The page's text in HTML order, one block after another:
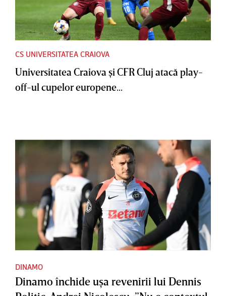
CS UNIVERSITATEA CRAIOVA
Universitatea Craiova şi CFR Cluj atacă play-
off-ul cupelor europene...
DINAMO
Dinamo închide uşa revenirii lui Dennis